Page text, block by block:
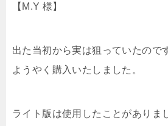
【M.Y 様】
出た当初から実は狙っていたので
ようやく購入いたしました。
ライト版は使用したことがありま